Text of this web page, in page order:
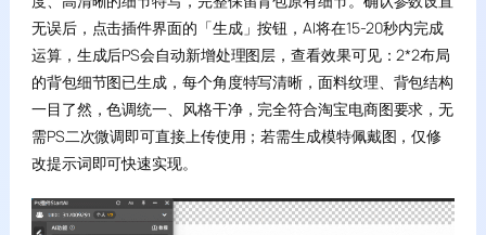
无误后，点击插件界面的「生成」按钮，AI将在15-20秒内完成
运算，生成后PS会自动新增处理图层，查看效果可见：2*2布局
的背包细节图已生成，每个角度特写清晰，面料纹理、背包结构
一目了然，色调统一、风格干净，完全符合淘宝电商图要求，无
需PS二次微调即可直接上传使用；若需生成模特佩戴图，仅修
改提示词即可快速实现。